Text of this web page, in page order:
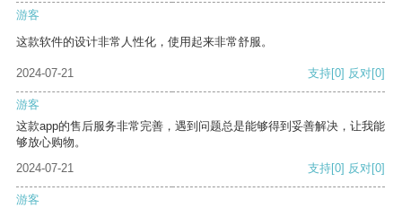
游客
这款软件的设计非常人性化，使用起来非常舒服。
2024-07-21 支持[0] 反对[0]
游客
这款app的售后服务非常完善，遇到问题总是能够得到妥善解决，让我能
够放心购物。
2024-07-21
支持[0] 反对[0]
游客